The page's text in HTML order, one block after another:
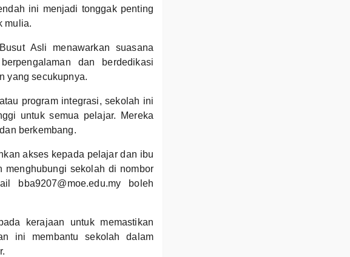
ini menjadi tonggak penting
mulia.
Asli menawarkan suasana
dan berdedikasi
yang secukupnya.
program integrasi, sekolah ini
untuk semua pelajar. Mereka
berkembang.
akses kepada pelajar dan ibu
menghubungi sekolah di nombor
bba9207@moe.edu.my boleh
kerajaan untuk memastikan
ini membantu sekolah dalam